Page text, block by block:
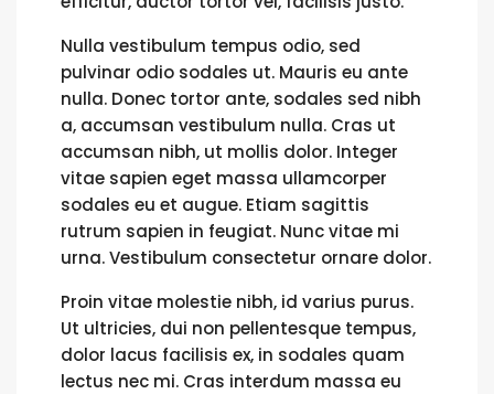
Nulla vestibulum tempus odio, sed
pulvinar odio sodales ut. Mauris eu ante
nulla. Donec tortor ante, sodales sed nibh
a, accumsan vestibulum nulla. Cras ut
accumsan nibh, ut mollis dolor. Integer
vitae sapien eget massa ullamcorper
sodales eu et augue. Etiam sagittis
rutrum sapien in feugiat. Nunc vitae mi
urna. Vestibulum consectetur ornare dolor.
Proin vitae molestie nibh, id varius purus.
Ut ultricies, dui non pellentesque tempus,
dolor lacus facilisis ex, in sodales quam
lectus nec mi. Cras interdum massa eu